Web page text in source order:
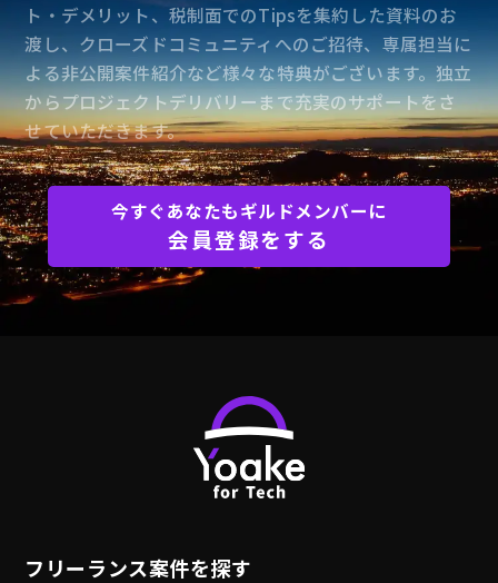
ト・デメリット、税制面でのTipsを集約した資料のお
渡し、クローズドコミュニティへのご招待、専属担当に
よる非公開案件紹介など様々な特典がございます。独立
からプロジェクトデリバリーまで充実のサポートをさ
せていただきます。
今すぐあなたもギルドメンバーに
会員登録をする
フリーランス案件を探す